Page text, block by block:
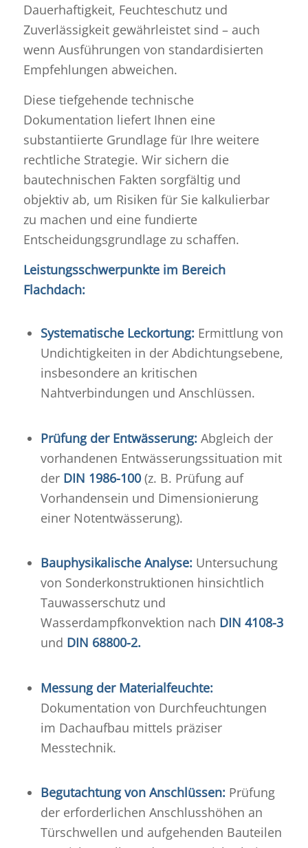
Dauerhaftigkeit, Feuchteschutz und
Zuverlässigkeit gewährleistet sind – auch
wenn Ausführungen von standardisierten
Empfehlungen abweichen.
Diese tiefgehende technische
Dokumentation liefert Ihnen eine
substantiierte Grundlage für Ihre weitere
rechtliche Strategie. Wir sichern die
bautechnischen Fakten sorgfältig und
objektiv ab, um Risiken für Sie kalkulierbar
zu machen und eine fundierte
Entscheidungsgrundlage zu schaffen.
Leistungsschwerpunkte im Bereich
Flachdach:
Systematische Leckortung:Ermittlung von
Undichtigkeiten in der Abdichtungsebene,
insbesondere an kritischen
Nahtverbindungen und Anschlüssen.
Prüfung der Entwässerung:Abgleich der
vorhandenen Entwässerungssituation mit
der DIN 1986-100(z. B. Prüfung auf
Vorhandensein und Dimensionierung
einer Notentwässerung).
Bauphysikalische Analyse:Untersuchung
von Sonderkonstruktionen hinsichtlich
Tauwasserschutz und
Wasserdampfkonvektion nach DIN 4108-3
und DIN 68800-2.
Messung der Materialfeuchte:
Dokumentation von Durchfeuchtungen
im Dachaufbau mittels präziser
Messtechnik.
Begutachtung von Anschlüssen:Prüfung
der erforderlichen Anschlusshöhen an
Türschwellen und aufgehenden Bauteilen